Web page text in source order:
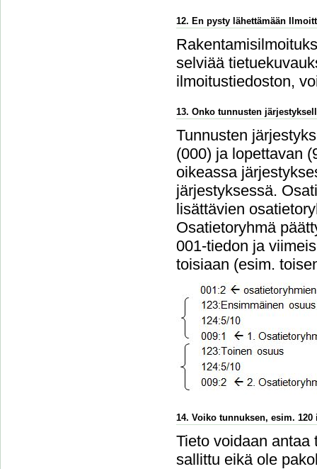
12. En pysty lähettämään
selviää
ilmoitustiedoston,
13. Onko tunnusten
Tunnusten
(000) ja lopettavan
oikeassa
järjestyksessä.
lisättävien
Osatietoryhmä
001-tiedon ja
toisiaan (esim.
14. Voiko tunnuksen, esim.
Tieto voidaan
sallittu eikä ole